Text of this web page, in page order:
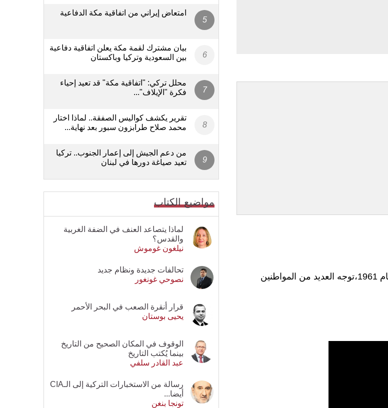
وضمن نطاق اتفاقية القوى العاملة الموقعة بين تركيا و المانيا في عام 1961،توجه العديد من المواطنين
امتعاض إيراني من اتفاقية مكة الدفاعية
بيان مشترك لقمة مكة يعلن اتفاقية دفاعية
بين السعودية وتركيا وباكستان
محلل تركي: "اتفاقية مكة" قد تعيد إحياء
فكرة "الإيلاف"...
تقرير يكشف كواليس الصفقة.. لماذا اختار
محمد صلاح طرابزون سبور بعد نهاية...
من دعم الجيش إلى إعمار الجنوب.. تركيا
تعيد صياغة دورها في لبنان
مواضيع الكتاب
لماذا يتصاعد العنف في الضفة الغربية
والقدس؟
نيلغون غوموش
تحالفات جديدة ونظام جديد
نصوحي غونغور
قرار أنقرة الصعب في البحر الأحمر
يحيى بوستان
الوقوف في المكان الصحيح من التاريخ
بينما يُكتب التاريخ
عبد القادر سلفي
رسالة من الاستخبارات التركية إلى الـCIA
أيضا...
تونجا بنغن